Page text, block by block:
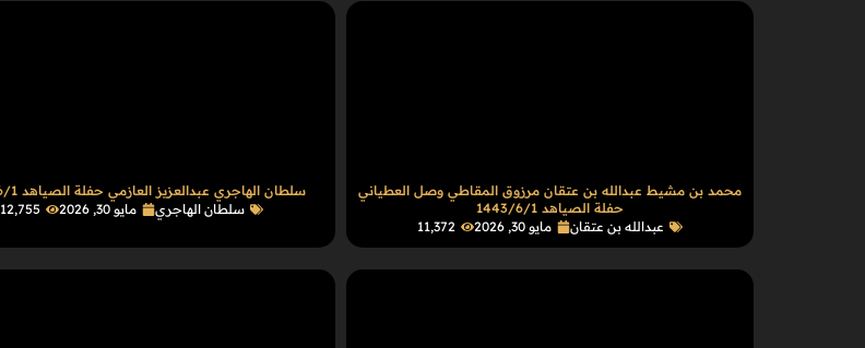
محمد بن مشيط عبدالله بن عتقان مرزوق المقاطي وصل العطياني
حفلة الصياهد 1443/6/1
عبدالله بن عتقان
مايو 30, 2026 11٬372
سلطان الهاجري عبدالعزيز العازمي حفلة الصياهد 1443/6/1
سلطان الهاجري
مايو 30, 2026 12٬755